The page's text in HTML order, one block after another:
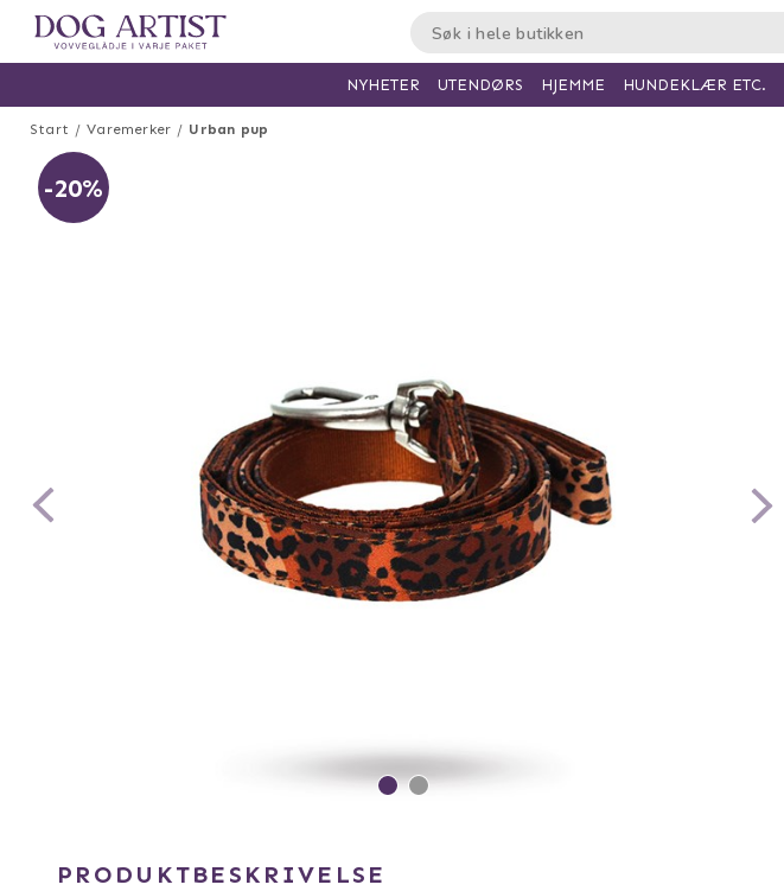
Start Varemerker Urban pup
-20%
PRODUKTBESKRIVELSE
NYHETER UTENDØRS HJEMME HUNDEKLÆR ETC.